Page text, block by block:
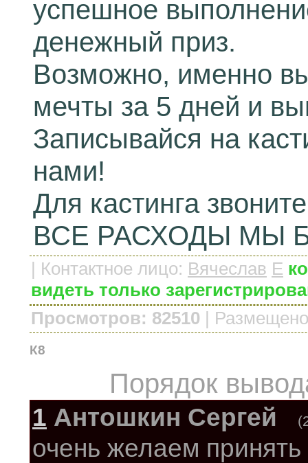
успешное
денежный приз.
Возможно, именно
мечты за 5 дней и
Записывайся на
нами!
Для кастинга звоните
ВСЕ РАСХОДЫ МЫ
| Контактное лицо: Вячеслав E
видеть только
Просмотров: 82510 |
К8
Порядок
1 Антошкин Сергей
очень желаем